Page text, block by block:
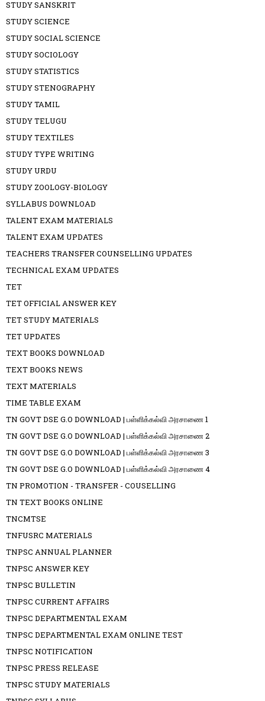
STUDY SANSKRIT
STUDY SCIENCE
STUDY SOCIAL SCIENCE
STUDY SOCIOLOGY
STUDY STATISTICS
STUDY STENOGRAPHY
STUDY TAMIL
STUDY TELUGU
STUDY TEXTILES
STUDY TYPE WRITING
STUDY URDU
STUDY ZOOLOGY-BIOLOGY
SYLLABUS DOWNLOAD
TALENT EXAM MATERIALS
TALENT EXAM UPDATES
TEACHERS TRANSFER COUNSELLING UPDATES
TECHNICAL EXAM UPDATES
TET
TET OFFICIAL ANSWER KEY
TET STUDY MATERIALS
TET UPDATES
TEXT BOOKS DOWNLOAD
TEXT BOOKS NEWS
TEXT MATERIALS
TIME TABLE EXAM
TN GOVT DSE G.O DOWNLOAD | பள்ளிக்கல்வி அரசாணை 1
TN GOVT DSE G.O DOWNLOAD | பள்ளிக்கல்வி அரசாணை 2
TN GOVT DSE G.O DOWNLOAD | பள்ளிக்கல்வி அரசாணை 3
TN GOVT DSE G.O DOWNLOAD | பள்ளிக்கல்வி அரசாணை 4
TN PROMOTION - TRANSFER - COUSELLING
TN TEXT BOOKS ONLINE
TNCMTSE
TNFUSRC MATERIALS
TNPSC ANNUAL PLANNER
TNPSC ANSWER KEY
TNPSC BULLETIN
TNPSC CURRENT AFFAIRS
TNPSC DEPARTMENTAL EXAM
TNPSC DEPARTMENTAL EXAM ONLINE TEST
TNPSC NOTIFICATION
TNPSC PRESS RELEASE
TNPSC STUDY MATERIALS